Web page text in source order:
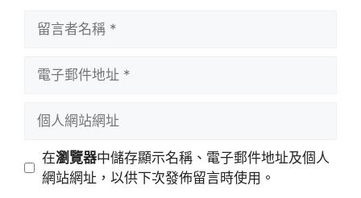
址
站
在瀏覽器中儲存顯示名稱、電子郵件地址及個人
網站網址，以供下次發佈留言時使用。